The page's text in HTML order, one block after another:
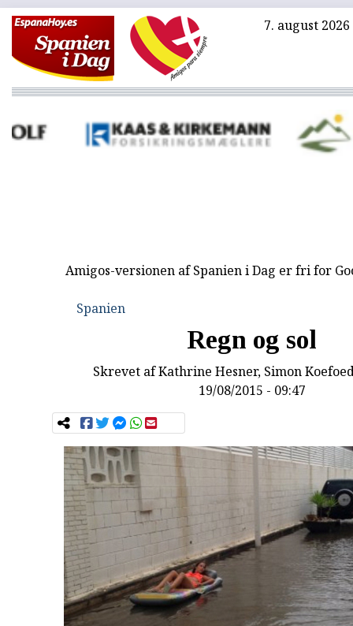
7. august 2026
Amigos-versionen af Spanien i Dag er fri for
Spanien
Regn og sol
Skrevet afKathrine Hesner, Simon
19/08/2015 - 09:47